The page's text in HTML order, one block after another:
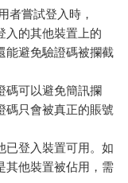
者嘗試登入時，
入的其他裝置上的
能避免驗證碼被攔截
碼可以避免簡訊攔
碼只會被真正的賬號
已登入裝置可用。如
其他裝置被佔用，需